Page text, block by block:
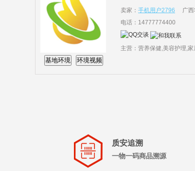
基地环境 环境视频
卖家： 手机用户2796
广
电话：14777774400
主营：营养保健,美容护理,家
质安追溯
一物一码商品溯源